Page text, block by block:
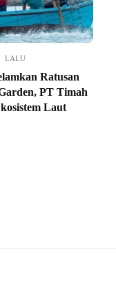
LALU
Ratusan
PT Timah
Laut